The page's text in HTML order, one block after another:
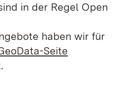
in der Regel Open
haben wir für
Seite